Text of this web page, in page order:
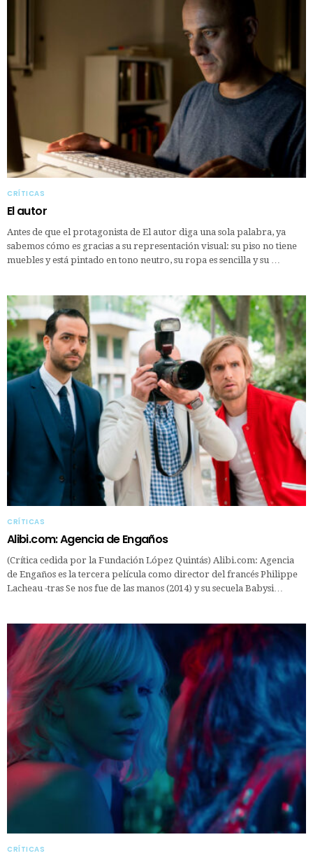
CRÍTICAS
El autor
Antes de que el protagonista de El autor diga una sola palabra, ya
sabemos cómo es gracias a su representación visual: su piso no tiene
muebles y está pintado en tono neutro, su ropa es sencilla y su …
CRÍTICAS
Alibi.com: Agencia de Engaños
(Crítica cedida por la Fundación López Quintás) Alibi.com: Agencia
de Engaños es la tercera película como director del francés Philippe
Lacheau -tras Se nos fue de las manos (2014) y su secuela Babysi…
CRÍTICAS